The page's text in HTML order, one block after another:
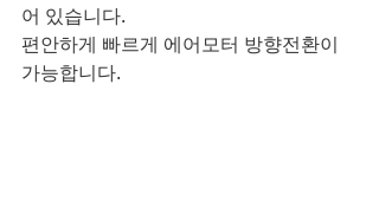
어 있습니다.
편안하게 빠르게 에어모터 방향전환이
가능합니다.